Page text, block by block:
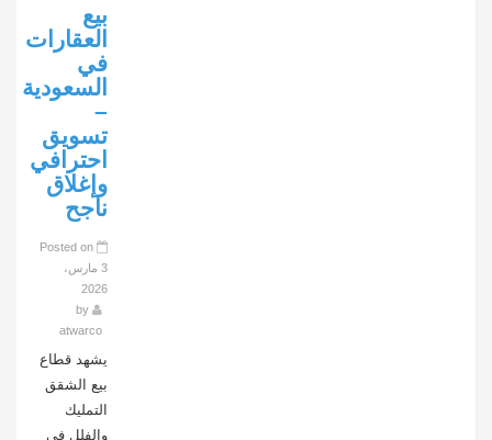
بيع
العقارات
في
السعودية
–
تسويق
احترافي
وإغلاق
ناجح
3 مارس،
2026
atwarco
يشهد قطاع
بيع الشقق
التمليك
والفلل في